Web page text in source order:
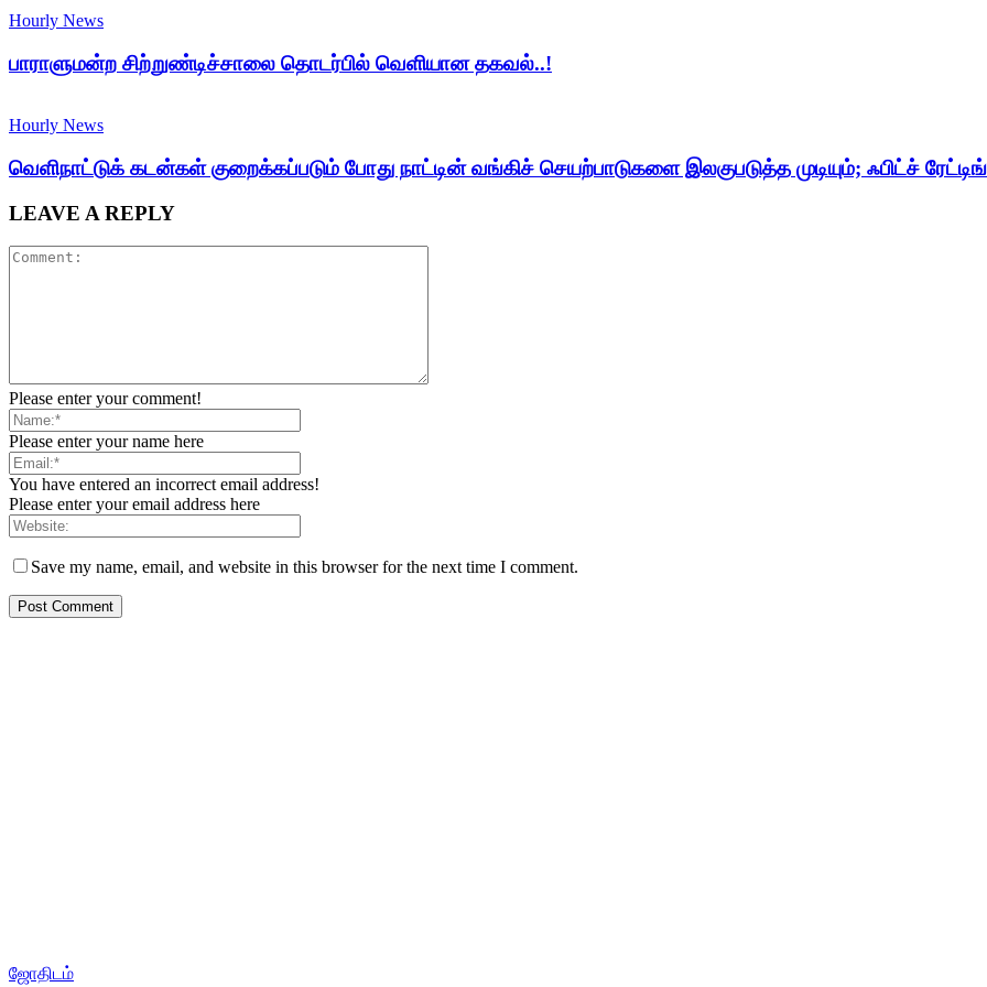
Hourly News
பாராளுமன்ற சிற்றுண்டிச்சாலை தொடர்பில் வெளியான தகவல்..!
Hourly News
வெளிநாட்டுக் கடன்கள் குறைக்கப்படும் போது நாட்டின் வங்கிச் செயற்பாடுகளை இலகுபடுத்த முடியும்; ஃபிட்ச்
LEAVE A REPLY
Please enter your comment!
Please enter your name here
You have entered an incorrect email address!
Please enter your email address here
Save my name, email, and website in this browser for the next time I comment.
ஜோதிடம்